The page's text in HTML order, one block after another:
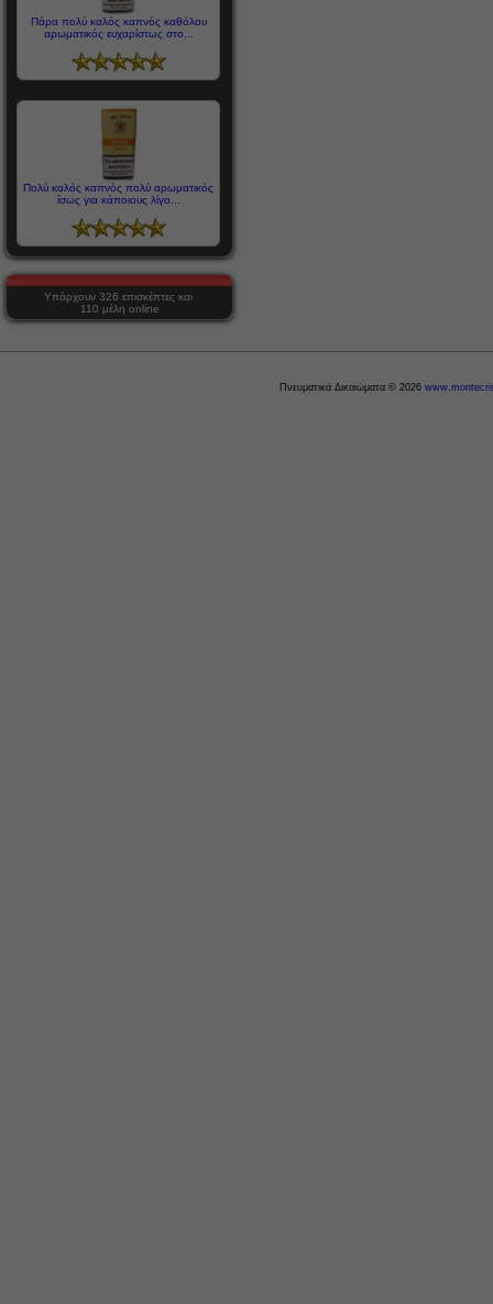
Πάρα πολύ καλός καπνός καθόλου
αρωματικός ευχαρίστως στο...
Πολύ καλός καπνός πολύ αρωματικός
ίσως για κάποιους λίγο...
Υπάρχουν 326 επισκέπτες και
110 μέλη online
Πνευματικά Δικαιώματα © 2026